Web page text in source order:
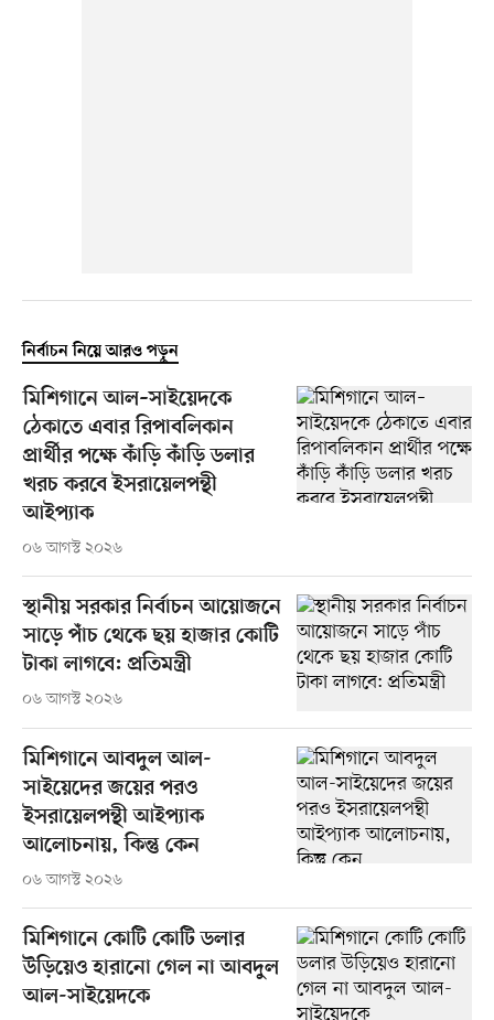
নির্বাচন নিয়ে আরও পড়ুন
মিশিগানে আল–সাইয়েদকে
ঠেকাতে এবার রিপাবলিকান
প্রার্থীর পক্ষে কাঁড়ি কাঁড়ি ডলার
খরচ করবে ইসরায়েলপন্থী
আইপ্যাক
০৬ আগস্ট ২০২৬
স্থানীয় সরকার নির্বাচন আয়োজনে
সাড়ে পাঁচ থেকে ছয় হাজার কোটি
টাকা লাগবে: প্রতিমন্ত্রী
০৬ আগস্ট ২০২৬
মিশিগানে আবদুল আল-
সাইয়েদের জয়ের পরও
ইসরায়েলপন্থী আইপ্যাক
আলোচনায়, কিন্তু কেন
০৬ আগস্ট ২০২৬
মিশিগানে কোটি কোটি ডলার
উড়িয়েও হারানো গেল না আবদুল
আল-সাইয়েদকে